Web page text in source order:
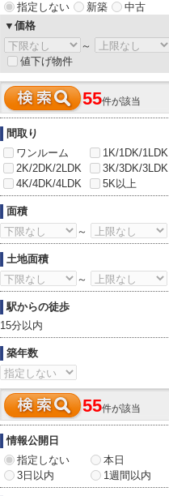
指定しない 新築
中古
▼価格
～
値下げ物件
55件が該当
間取り
ワンルーム
1K/1DK/1LDK
2K/2DK/2LDK
3K/3DK/3LDK
4K/4DK/4LDK
5K以上
面積
～
土地面積
～
駅からの徒歩
15分以内
築年数
55件が該当
情報公開日
指定しない
本日
3日以内
1週間以内